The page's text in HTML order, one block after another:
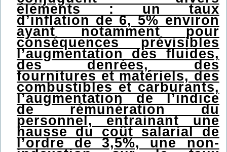
éléments : un taux
d’inflation de 6, 5% environ
ayant notamment pour
conséquences prévisibles
l’augmentation des fluides,
des denrées, des
fournitures et matériels, des
combustibles et carburants,
l’augmentation de l’indice
de rémunération du
personnel, entrainant une
hausse du coût salarial de
l’ordre de 3,5%, une non-